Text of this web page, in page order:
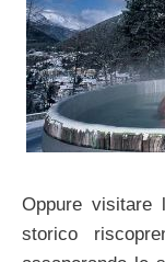
Oppure visitare
storico